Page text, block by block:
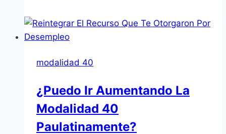
Pensión
modalidad 40
¿Puedo Ir Aumentando La
Modalidad 40
Paulatinamente?